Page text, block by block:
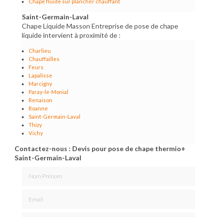
Chape fluide sur plancher chauffant
Saint-Germain-Laval
Chape Liquide Masson Entreprise de pose de chape
liquide intervient à proximité de :
Charlieu
Chauffailles
Feurs
Lapalisse
Marcigny
Paray-le-Monial
Renaison
Roanne
Saint-Germain-Laval
Thizy
Vichy
Contactez-nous : Devis pour pose de chape thermio+
Saint-Germain-Laval